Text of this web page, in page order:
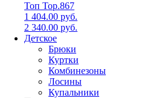
Топ Top.867
1 404.00 руб.
2 340.00 руб.
Детское
Брюки
Куртки
Комбинезоны
Лосины
Купальники